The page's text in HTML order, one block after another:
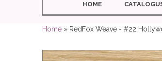
HOME
Home » RedFox Weave - #22